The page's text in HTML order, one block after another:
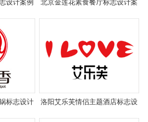
设计案例
北京金莲花素食餐厅标志设计案
标志设计
洛阳艾乐芙情侣主题酒店标志设